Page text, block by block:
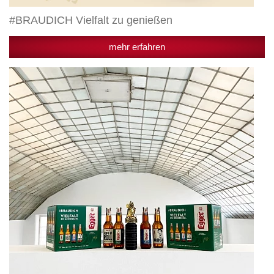
#BRAUDICH Vielfalt zu genießen
mehr erfahren
#BRAUDICH-
Kampagne
gewinnt
Etat-
Maus
für
beste
Online-
Kampagne